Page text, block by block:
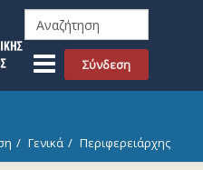
Σύνδεση
Γενικά Περιφερειάρχης